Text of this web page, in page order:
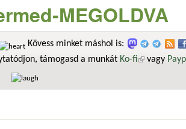
MEGOLDVA
Kövess minket máshol is:
támogasd a munkát Ko-fi(külső
vagy